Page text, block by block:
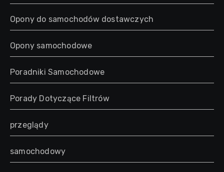
Opony do samochodów dostawczych
Opony samochodowe
Poradniki Samochodowe
Porady Dotyczące Filtrów
przeglądy
samochodowy